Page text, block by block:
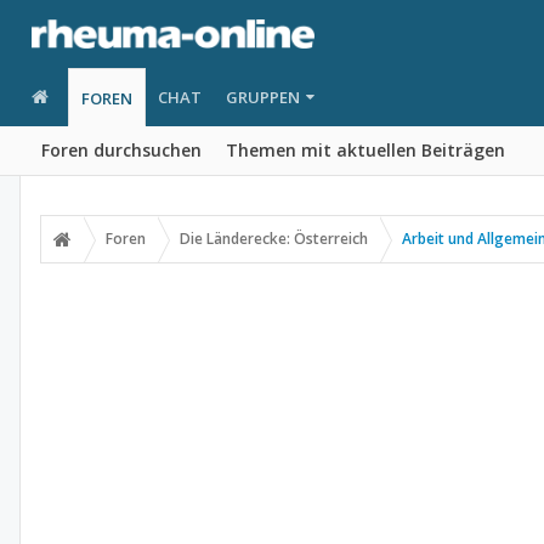
FOREN
Foren durchsuchen Themen mit aktuellen Beiträgen
CHAT GRUPPEN
Foren Die Länderecke: Österreich Arbeit und